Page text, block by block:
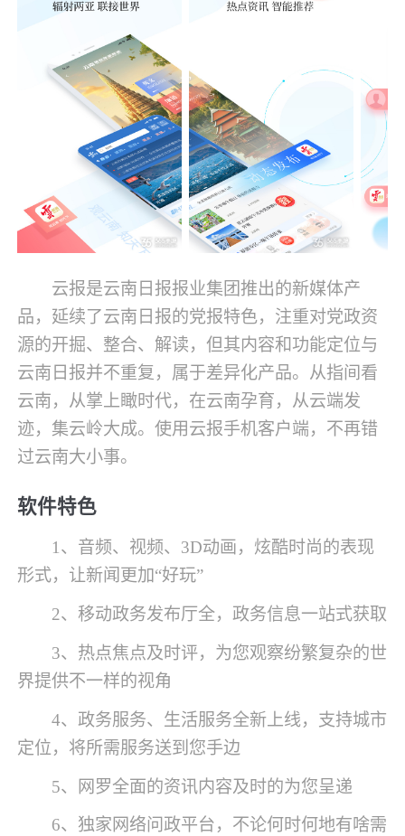
云报是云南日报报业集团推出的新媒体产
品，延续了云南日报的党报特色，注重对党政资
源的开掘、整合、解读，但其内容和功能定位与
云南日报并不重复，属于差异化产品。从指间看
云南，从掌上瞰时代，在云南孕育，从云端发
迹，集云岭大成。使用云报手机客户端，不再错
过云南大小事。
软件特色
1、音频、视频、3D动画，炫酷时尚的表现
形式，让新闻更加“好玩”
2、移动政务发布厅全，政务信息一站式获取
3、热点焦点及时评，为您观察纷繁复杂的世
界提供不一样的视角
4、政务服务、生活服务全新上线，支持城市
定位，将所需服务送到您手边
5、网罗全面的资讯内容及时的为您呈递
6、独家网络问政平台，不论何时何地有啥需